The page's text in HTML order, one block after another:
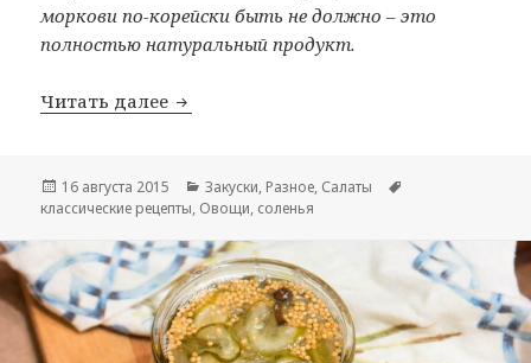
моркови по-корейски быть не должно – это
полностью натуральный продукт.
Читать далее Кабачки по-корейски
Опубликовано
16 августа 2015 Рубрики
Закуски, Разное, Салаты
классические рецепты, Овощи, соленья